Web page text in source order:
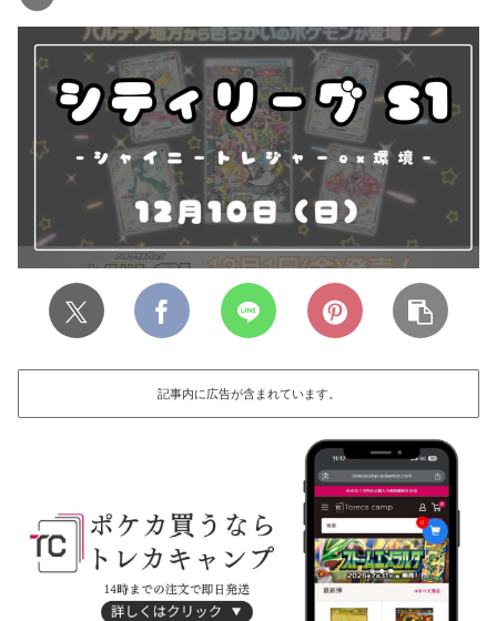
記事内に広告が含まれています。